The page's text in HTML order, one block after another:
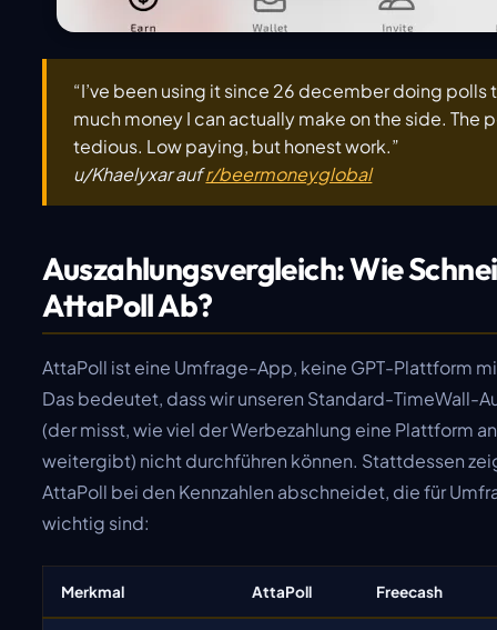
“I’ve been using it since 26 december doing polls
much money I can actually make on the side. The
tedious. Low paying, but honest work.”
u/Khaelyxar aufr/beermoneyglobal
Auszahlungsvergleich: Wie
AttaPoll Ab?
AttaPoll ist eine Umfrage-App, keine GPT-Plattform
Das bedeutet, dass wir unseren Standard-TimeWall-
(der misst, wie viel der Werbezahlung eine Plattform
weitergibt) nicht durchführen können. Stattdessen
AttaPoll bei den Kennzahlen abschneidet, die für
wichtig sind:
Merkmal AttaPoll Freecash